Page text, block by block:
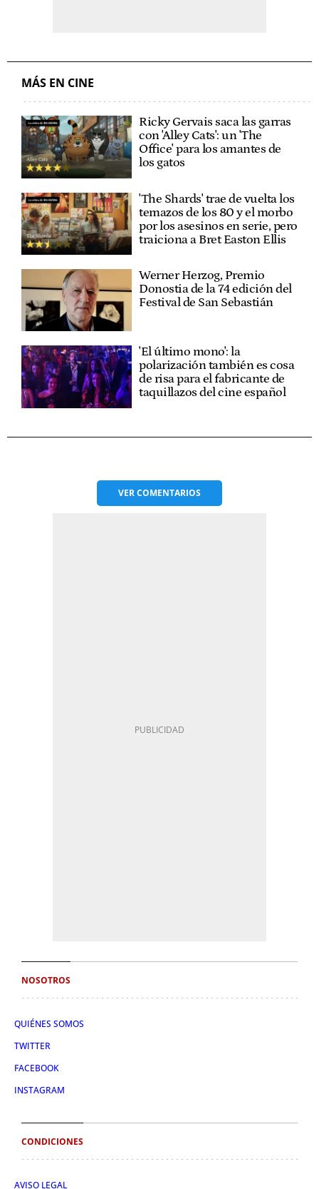
MÁS EN CINE
Ricky Gervais saca las garras
con 'Alley Cats': un 'The
Office' para los amantes de
los gatos
'The Shards' trae de vuelta los
temazos de los 80 y el morbo
por los asesinos en serie, pero
traiciona a Bret Easton Ellis
Werner Herzog, Premio
Donostia de la 74 edición del
Festival de San Sebastián
'El último mono': la
polarización también es cosa
de risa para el fabricante de
taquillazos del cine español
VERCOMENTARIOS
NOSOTROS
QUIÉNES SOMOS
TWITTER
FACEBOOK
INSTAGRAM
CONDICIONES
AVISO LEGAL